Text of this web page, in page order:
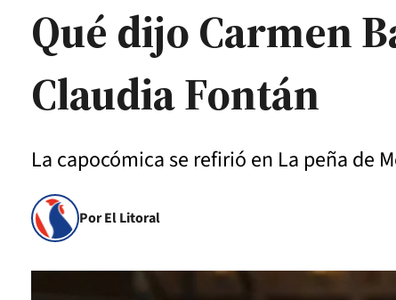
Qué dijo Carmen
Claudia Fontán
La capocómica se refirió en La peña de
Por El Litoral